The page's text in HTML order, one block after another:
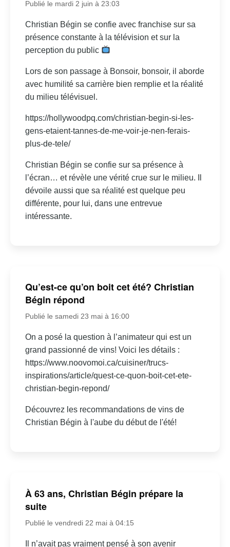
Publié le mardi 2 juin à 23:03
Christian Bégin se confie avec franchise sur sa
présence constante à la télévision et sur la
perception du public
Lors de son passage à Bonsoir, bonsoir, il aborde
avec humilité sa carrière bien remplie et la réalité
du milieu télévisuel.
https://hollywoodpq.com/christian-begin-si-les-
gens-etaient-tannes-de-me-voir-je-nen-ferais-
plus-de-tele/
Christian Bégin se confie sur sa présence à
l’écran… et révèle une vérité crue sur le milieu. Il
dévoile aussi que sa réalité est quelque peu
différente, pour lui, dans une entrevue
intéressante.
Qu’est-ce qu’on boit cet été? Christian
Bégin répond
Publié le samedi 23 mai à 16:00
On a posé la question à l’animateur qui est un
grand passionné de vins! Voici les détails :
https://www.noovomoi.ca/cuisiner/trucs-
inspirations/article/quest-ce-quon-boit-cet-ete-
christian-begin-repond/
Découvrez les recommandations de vins de
Christian Bégin à l'aube du début de l'été!
À 63 ans, Christian Bégin prépare la
suite
Publié le vendredi 22 mai à 04:15
Il n’avait pas vraiment pensé à son avenir